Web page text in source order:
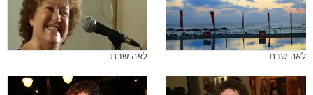
לאה שבת לאה שבת